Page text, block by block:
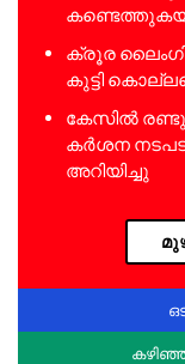
ക്രൂര
കുട്ടി
കേസിൽ
കർശന
അറിയിച്ചു